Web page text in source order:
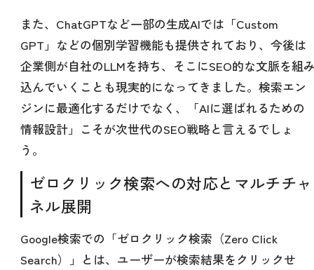
また、ChatGPTなど一部の生成AIでは「Custom
GPT」などの個別学習機能も提供されており、今後は
企業側が自社のLLMを持ち、そこにSEO的な文脈を組
込んでいくことも現実的になってきました。検索エン
ジンに最適化するだけでなく、「AIに選ばれるための
情報設計」こそが次世代のSEO戦略と言えるでしょ
う。
ゼロクリック検索への対応とマルチチャ
ネル展開
Google検索での「ゼロクリック検索（Zero Click
Search）」とは、ユーザーが検索結果をクリックせ